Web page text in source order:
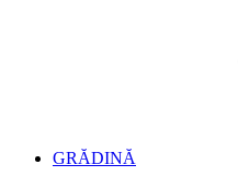
GRĂDINĂ